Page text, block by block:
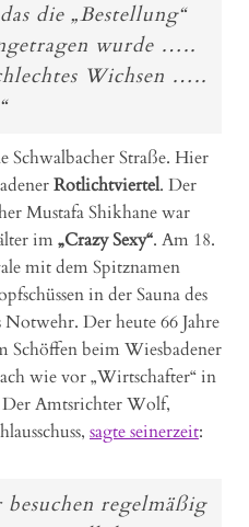
die „Bestellung“
wurde …..
Wichsen …..
Straße. Hier
Rotlichtviertel. Der
Mustafa Shikhane war
im„Crazy Sexy“. Am 18.
mit dem Spitznamen
in der Sauna des
Notwehr. Der heute 66 Jahre
Schöffen beim Wiesbadener
wie vor „Wirtschafter“ in
Amtsrichter Wolf,
sagte seinerzeit:
regelmäßig